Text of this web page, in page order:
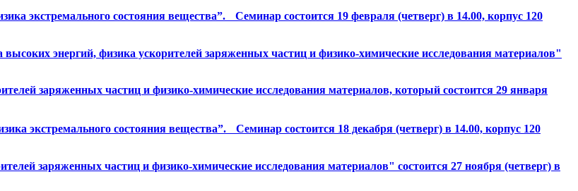
экстремального состояния вещества”. Семинар состоится 19 февраля (четверг) в 14.00, корпус 120
энергий, физика ускорителей заряженных частиц и физико-химические исследования материалов"
заряженных частиц и физико-химические исследования материалов, который состоится 29 января
экстремального состояния вещества”. Семинар состоится 18 декабря (четверг) в 14.00, корпус 120
заряженных частиц и физико-химические исследования материалов" состоится 27 ноября (четверг) в